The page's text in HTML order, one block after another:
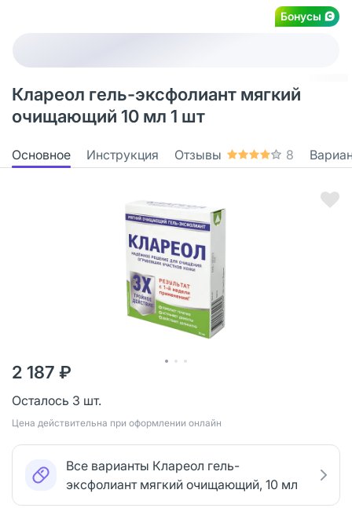
Бонусы
Клареол гель-эксфолиант мягкий
очищающий 10 мл 1 шт
Основное Инструкция Отзывы 8
2 187 ₽
Осталось 3 шт.
Цена действительна при оформлении онлайн
Все варианты Клареол гель-
эксфолиант мягкий очищающий, 10 мл